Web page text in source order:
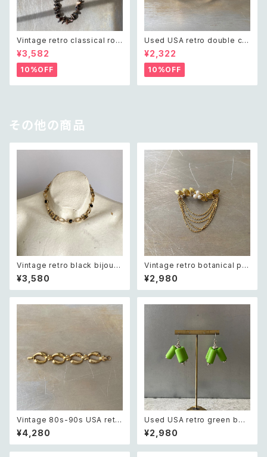
Vintage retro classical rou
gh cut shell beads necklac
e レトロ ヴィンテージ アクセサ
リー クラシカル ラフカット シェ
ル ビーズ ネックレス
¥3,582
10%OFF
Used USA retro double cro
ss crystal bijou bangle レト
ロ アメリカ ユーズド アクセサリ
ー ゴールド ダブル クロス ビジ
ュー バングル
¥2,322
10%OFF
その他の商品
Vintage retro black bijou b
icolor chain necklace レト
ロ ヴィンテージ アクセサリー ブ
ラック ビジュー バイカラー チェ
¥3,580
Vintage retro botanical pe
arl×bijou brooch レトロ ヴィ
ンテージ アクセサリー ボタニカ
ル パール×ビジュー ドレープ チ
¥2,980
Vintage 80s-90s USA retr
o gold tone classical wide
design chain bracelet レト
ロ アメリカ ヴィンテージ アクセ
¥4,280
Used USA retro green bea
ds pierce レトロ アメリカ ユ
ーズド アクセサリー グリーン ビ
ーズ ピアス/イヤリング
¥2,980